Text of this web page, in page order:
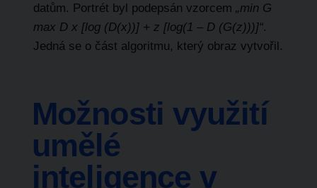
datům. Portrét byl podepsán vzorcem „min G
max D x [log (D(x))] + z [log(1 – D (G(z)))]“.
Jedná se o část algoritmu, který obraz vytvořil.
Možnosti využití
umělé
inteligence v